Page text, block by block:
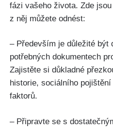
fázi vašeho života. Zde
z něj můžete odnést:
– Především je důležité být
potřebných dokumentech
Zajistěte si důkladné
historie, sociálního
faktorů.
– Připravte se s